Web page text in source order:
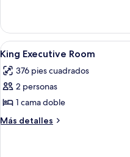
Deluxe
Room
Abrir
todas
las
fotos
de
King
3
King Executive Room
376 pies cuadrados
2 personas
1 cama doble
Más detalles
Más